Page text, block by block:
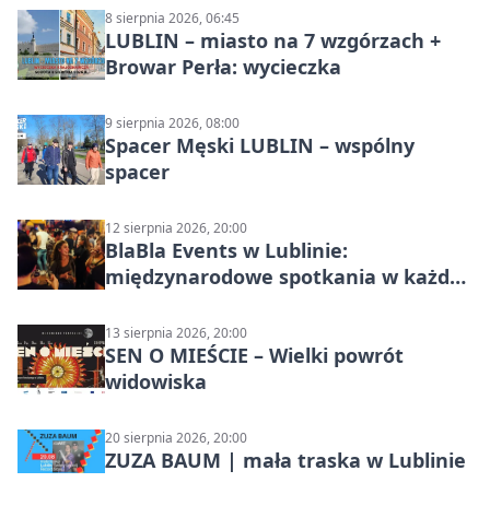
8 sierpnia 2026, 06:45
LUBLIN – miasto na 7 wzgórzach +
Browar Perła: wycieczka
9 sierpnia 2026, 08:00
Spacer Męski LUBLIN – wspólny
spacer
12 sierpnia 2026, 20:00
BlaBla Events w Lublinie:
międzynarodowe spotkania w każdą
13 sierpnia 2026, 20:00
SEN O MIEŚCIE – Wielki powrót
widowiska
20 sierpnia 2026, 20:00
ZUZA BAUM | mała traska w Lublinie